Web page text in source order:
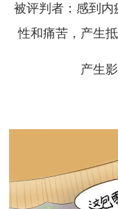
被评判者：感到内
性和痛苦，产生
产生